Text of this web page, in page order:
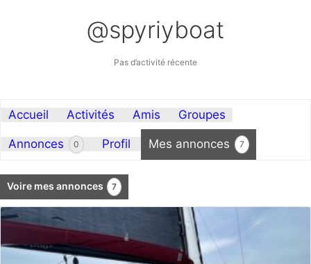
@spyriyboat
Pas d’activité récente
Accueil Activités Amis Groupes
Annonces 0 Profil Mes annonces 7
Voire mes annonces 7